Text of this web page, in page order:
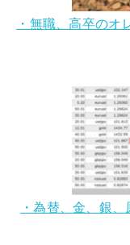
・無職、高卒のオ
・為替、金、銀